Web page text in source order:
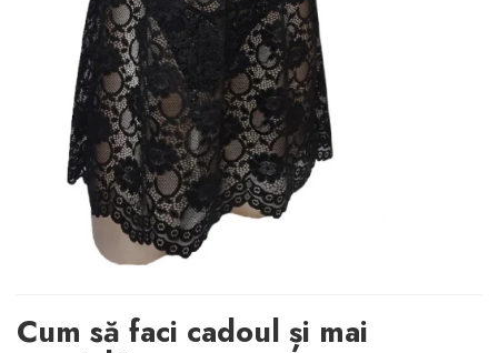
Cum să faci cadoul și mai